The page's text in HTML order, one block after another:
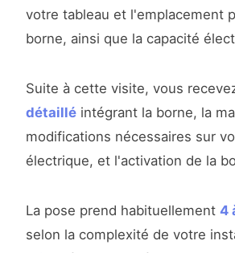
votre tableau et l'emplacement
borne, ainsi que la capacité
Suite à cette visite, vous
détaillé intégrant la borne, la
modifications nécessaires sur
électrique, et l'activation de la
La pose prend habituellement 4
selon la complexité de votre